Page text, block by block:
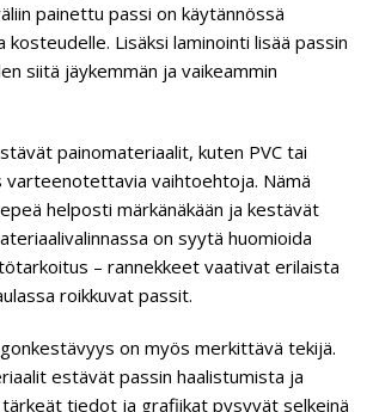
painettu passi on käytännössä
kosteudelle. Lisäksi laminointi lisää passin
siitä jäykemmän ja vaikeammin
painomateriaalit, kuten PVC tai
varteenotettavia vaihtoehtoja. Nämä
helposti märkänäkään ja kestävät
on syytä huomioida
– rannekkeet vaativat erilaista
roikkuvat passit.
on myös merkittävä tekijä.
estävät passin haalistumista ja
tiedot ja grafiikat pysyvät selkeinä